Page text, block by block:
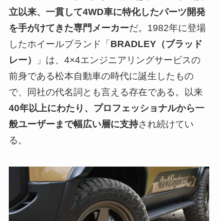
立以来、一貫して4WD車に特化したパーツ開発
を手がけてきた専門メーカーだ。1982年に登場
したホイールブランド「 BRADLEY（ブラッド
レー）
」は、4×4エンジニアリングサービスの
前身である松本自動車の時代に誕生したもの
で、同社の代名詞とも言える存在である。以来
40年以上にわたり、プロフェッショナルから一
般ユーザーまで幅広い層に支持され続けてい
る。